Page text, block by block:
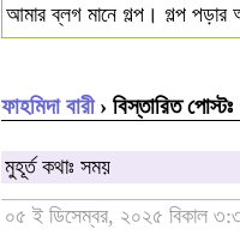
আমার ব্লগ মানে গল্প। গল্প পড়ার
ফাহমিদা বারী› বিস্তারিত পোস্টঃ
মুহূর্ত কথাঃ সময়
০৫ ই ডিসেম্বর, ২০২৫ বিকাল